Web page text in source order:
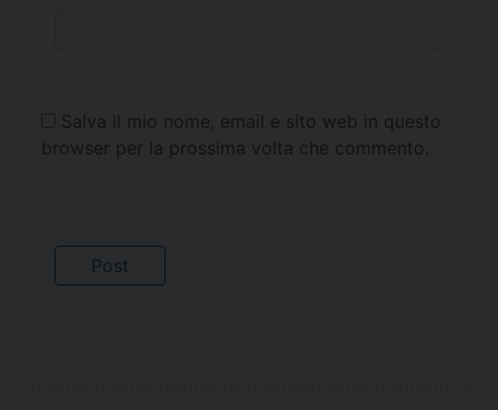
Salva il mio nome, email e sito web in questo
browser per la prossima volta che commento.